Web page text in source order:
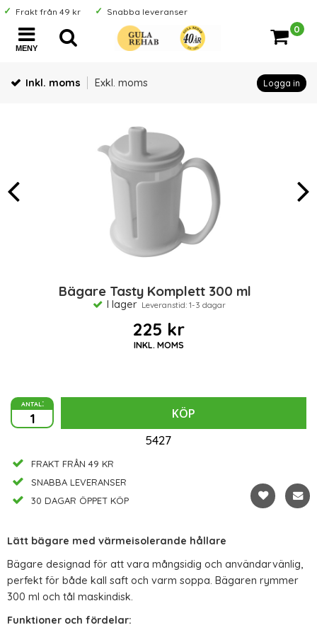
Frakt från 49 kr Snabba leveranser
MENY
0
Inkl. moms Exkl. moms Logga in
Bägare Tasty Komplett 300 ml
I lager Leveranstid: 1-3 dagar
225 kr
INKL. MOMS
antal:
KÖP
5427
FRAKT FRÅN 49 KR
SNABBA LEVERANSER
30 DAGAR ÖPPET KÖP
Lätt bägare med värmeisolerande hållare
Bägare designad för att vara mångsidig och användarvänlig,
perfekt för både kall saft och varm soppa. Bägaren rymmer
300 ml och tål maskindisk.
Funktioner och fördelar: